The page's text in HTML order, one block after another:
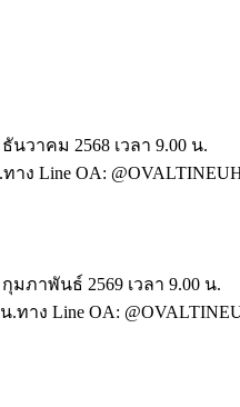
วาคม 2568 เวลา 9.00 น.
ง Line OA:
ภาพันธ์ 2569 เวลา 9.00 น.
ทาง Line OA: